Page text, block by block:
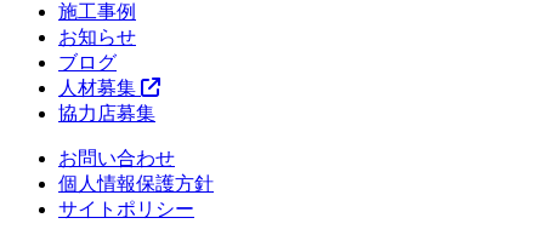
施工事例
お知らせ
ブログ
人材募集
協力店募集
お問い合わせ
個人情報保護方針
サイトポリシー